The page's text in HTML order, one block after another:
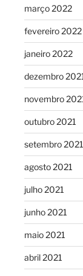
março 2022
fevereiro 2022
janeiro 2022
dezembro
novembro
outubro 2021
setembro 2021
agosto 2021
julho 2021
junho 2021
maio 2021
abril 2021